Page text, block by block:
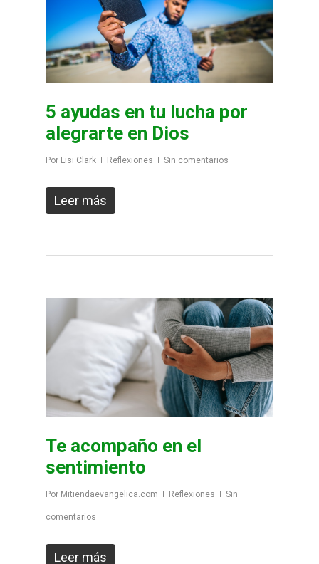
5 ayudas en tu lucha por
alegrarte en Dios
Por Lisi Clark Reflexiones Sin comentarios
Leer más
Te acompaño en el
sentimiento
Por Mitiendaevangelica.com Reflexiones Sin
comentarios
Leer más